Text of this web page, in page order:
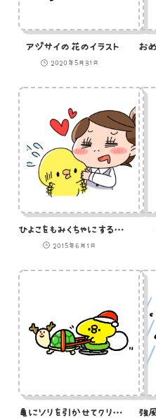
アジサイの花のイラスト
2020年5月31日
ひよこをもみくちゃにするOLのイラスト
2015年6月1日
亀にソリを引かせてクリスマスプレゼントを届けるひよこサンタ